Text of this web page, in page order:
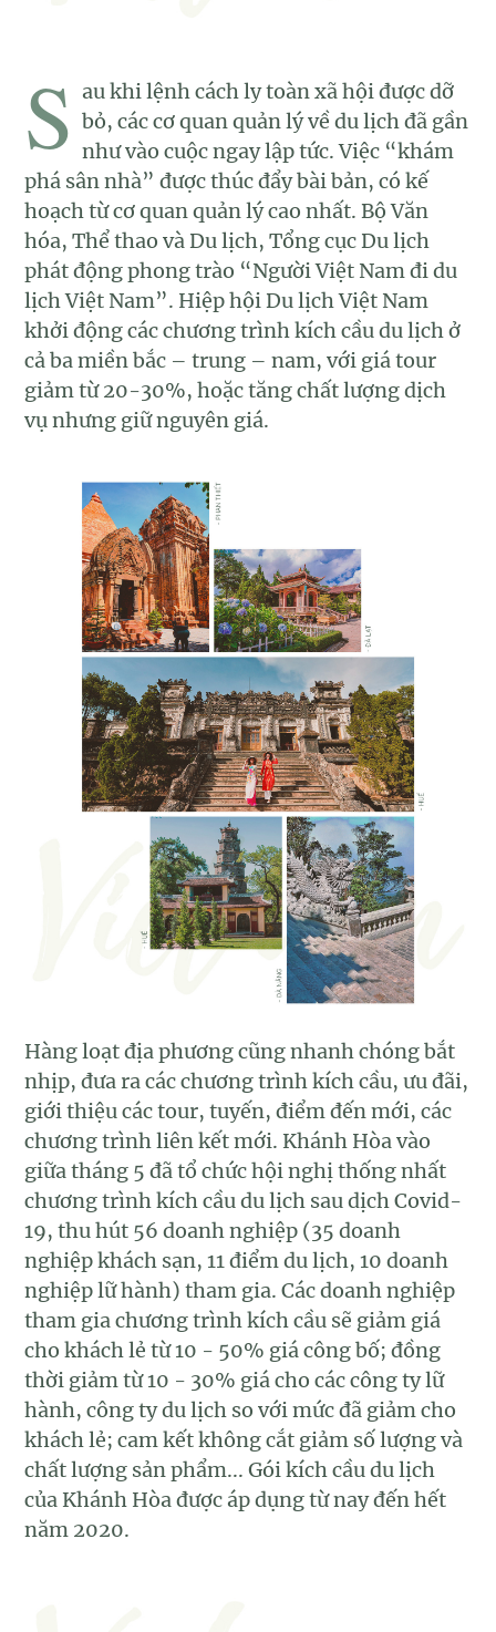
S au khi lệnh cách ly toàn xã hội được dỡ
bỏ, các cơ quan quản lý về du lịch đã gần
như vào cuộc ngay lập tức. Việc “khám
phá sân nhà” được thúc đẩy bài bản, có kế
hoạch từ cơ quan quản lý cao nhất. Bộ Văn
hóa, Thể thao và Du lịch, Tổng cục Du lịch
phát động phong trào “Người Việt Nam đi du
lịch Việt Nam”. Hiệp hội Du lịch Việt Nam
khởi động các chương trình kích cầu du lịch ở
cả ba miền bắc – trung – nam, với giá tour
giảm từ 20-30%, hoặc tăng chất lượng dịch
vụ nhưng giữ nguyên giá.
Hàng loạt địa phương cũng nhanh chóng bắt
nhịp, đưa ra các chương trình kích cầu, ưu đãi,
giới thiệu các tour, tuyến, điểm đến mới, các
chương trình liên kết mới. Khánh Hòa vào
giữa tháng 5 đã tổ chức hội nghị thống nhất
chương trình kích cầu du lịch sau dịch Covid-
19, thu hút 56 doanh nghiệp (35 doanh
nghiệp khách sạn, 11 điểm du lịch, 10 doanh
nghiệp lữ hành) tham gia. Các doanh nghiệp
tham gia chương trình kích cầu sẽ giảm giá
cho khách lẻ từ 10 - 50% giá công bố; đồng
thời giảm từ 10 - 30% giá cho các công ty lữ
hành, công ty du lịch so với mức đã giảm cho
khách lẻ; cam kết không cắt giảm số lượng và
chất lượng sản phẩm... Gói kích cầu du lịch
của Khánh Hòa được áp dụng từ nay đến hết
năm 2020.